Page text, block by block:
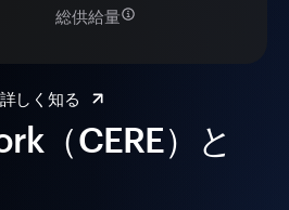
（CERE）と
総供給量
しく知る